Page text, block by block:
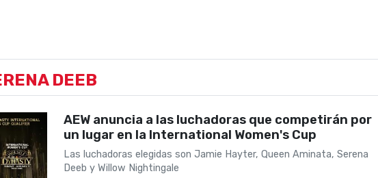
DEEB
AEW anuncia a las luchadoras que competirán por
un lugar en la International Women's Cup
Las luchadoras elegidas son Jamie Hayter, Queen Aminata, Serena
Deeb y Willow Nightingale